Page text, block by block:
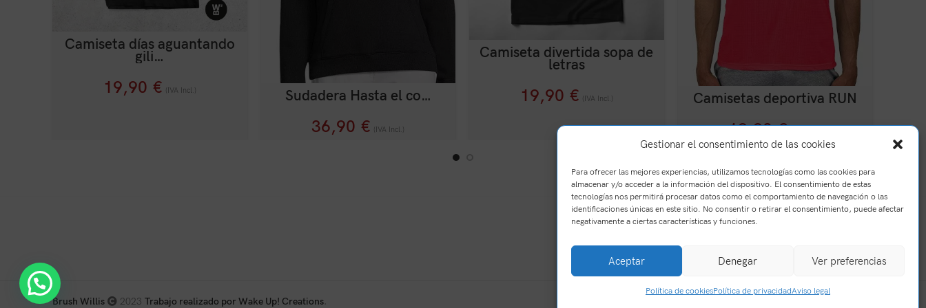
Gestionar el consentimiento de las cookies
Para ofrecer las mejores experiencias, utilizamos tecnologías como las cookies para
almacenar y/o acceder a la información del dispositivo. El consentimiento de estas
tecnologías nos permitirá procesar datos como el comportamiento de navegación o las
identificaciones únicas en este sitio. No consentir o retirar el consentimiento, puede afectar
negativamente a ciertas características y funciones.
Aceptar Denegar Ver preferencias
Política de cookiesPolítica de privacidadAviso legal
Camiseta días aguantando
gili…
19,90 € (IVA Incl.) Sudadera Hasta el co…
36,90 € (IVA Incl.)
Camiseta divertida sopa de
letras
19,90 € (IVA Incl.) Camisetas deportiva RUN
19,90€
Brush Willis 2023 Trabajo realizado por Wake Up! Creations.